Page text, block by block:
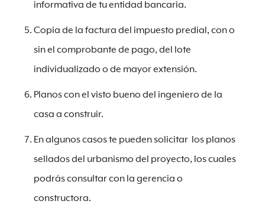
informativa de tu entidad bancaria.
Copia de la factura del impuesto predial, con o
sin el comprobante de pago, del lote
individualizado o de mayor extensión.
Planos con el visto bueno del ingeniero de la
casa a construir.
En algunos casos te pueden solicitar los planos
sellados del urbanismo del proyecto, los cuales
podrás consultar con la gerencia o
constructora.